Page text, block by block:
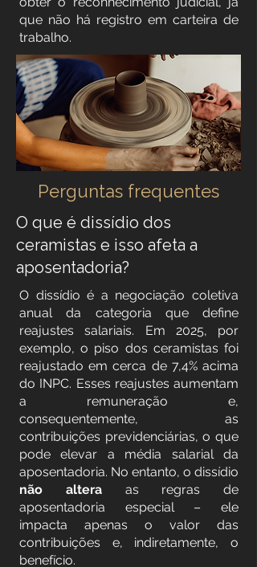
que não há registro em carteira de
trabalho.
Perguntas frequentes
O que é dissídio dos
ceramistas e isso afeta a
aposentadoria?
O dissídio é a negociação coletiva
anual da categoria que define
reajustes salariais. Em 2025, por
exemplo, o piso dos ceramistas foi
reajustado em cerca de 7,4% acima
do INPC. Esses reajustes aumentam
a remuneração e,
consequentemente, as
contribuições previdenciárias, o que
pode elevar a média salarial da
aposentadoria. No entanto, o dissídio
não alteraas regras de
aposentadoria especial – ele
impacta apenas o valor das
contribuições e, indiretamente, o
benefício.